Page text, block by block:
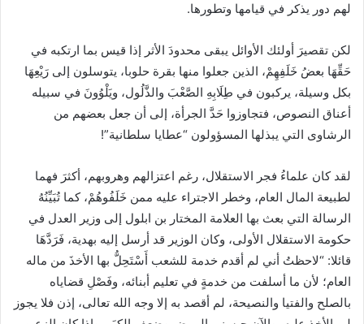
لهم دور يذكر في قيامها وتطورها.
لكن تقصيرَ أولئك الأوائل يبقى محدودَ الأثر إذا قيس بما ارتكبه في
حَقِّهَا بعضُ خَلَفِهِمْ، الذين جعلوا منها بقرة حلوبا، يتوسلون إلى رَيْعِهَا
بكل وسيلة، يركبون في طِلَابِهِ الصَّعْبَ والذَّلُول، ويَلْوُونَ في سبيله
أعناق النصوص، فتجاوزوا حَدَّ الجرأة، إلى أن جعل بعضهم من
الرشاوى التي يبذلها المسؤولون “عطايا سلطانية”!
لقد كان علماءُ فجر الاستقلال، رغم اعتزالهم وهروبهم، أكثرَ فهما
لطبيعة المال العام، وخطر الاجتراء عليه ممن خَلَفُوهُمْ، كما تُبَيِّنُهُ
الرسالة التي بعث بها العلامة المختار بن ابلول إلى وزير العدل في
حكومة الاستقلال الأولى، وكان الوزير قد أرسل إليه بهدية، فَرَدَّهَا
قائلا: “لاحظتُ أني لم أقدم خدمة للشعب أَسْتَحِلُّ بها الأخذَ من ماله
العام؛ لأن ما أسلفت من خدمةٍ في تعليم أبنائه، وفَصْلِ قضاياه
بالصلح والفتيا والنصيحة، لم أقصد به إلا وجه الله تعالى، إذن فلا يجوز